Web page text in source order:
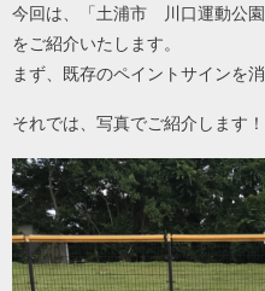
今回は、「土浦市 川口運動公
をご紹介いたします。
まず、既存のペイントサインを
それでは、写真でご紹介します！